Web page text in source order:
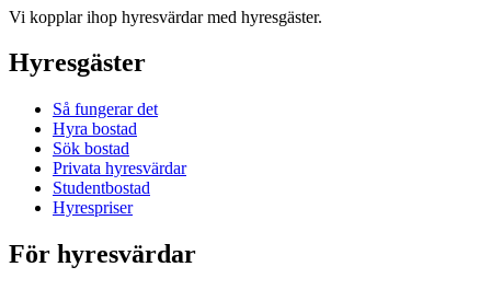
Vi kopplar ihop hyresvärdar med hyresgäster.
Hyresgäster
Så fungerar det
Hyra bostad
Sök bostad
Privata hyresvärdar
Studentbostad
Hyrespriser
För hyresvärdar